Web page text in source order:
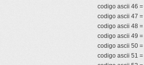
codigo ascii 46 =
codigo ascii 47 =
codigo ascii 48 =
codigo ascii 49 =
codigo ascii 50 =
codigo ascii 51 =